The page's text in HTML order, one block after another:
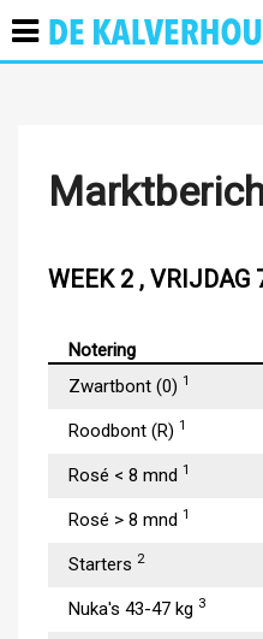
WEEK 2 , VRIJDAG
Notering
Zwartbont (0) 1
Roodbont (R) 1
Rosé < 8 mnd 1
Rosé > 8 mnd 1
Starters 2
Nuka's 43-47 kg 3